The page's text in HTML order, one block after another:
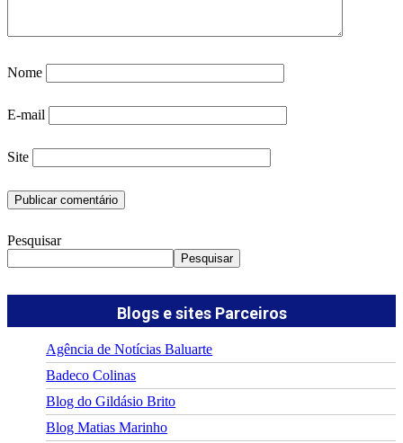
Nome
E-mail
Site
Pesquisar
Pesquisar
Blogs e sites Parceiros
Agência de Notícias Baluarte
Badeco Colinas
Blog do Gildásio Brito
Blog Matias Marinho